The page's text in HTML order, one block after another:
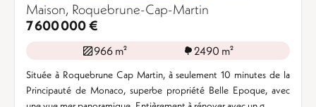
Maison, Roquebrune-Cap-Martin
7 600 000 €
966 m² 2490 m²
Située à Roquebrune Cap Martin, à seulement 10 minutes de la
Principauté de Monaco, superbe propriété Belle Epoque, avec